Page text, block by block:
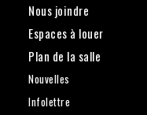
Nous joindre
Espaces à louer
Plan de la salle
Nouvelles
Infolettre